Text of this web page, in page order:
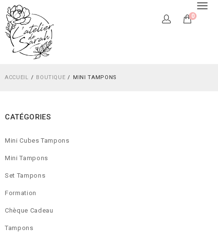
0
ACCUEIL BOUTIQUE MINI TAMPONS
CATÉGORIES
Mini Cubes Tampons
Mini Tampons
Set Tampons
Formation
Chèque Cadeau
Tampons